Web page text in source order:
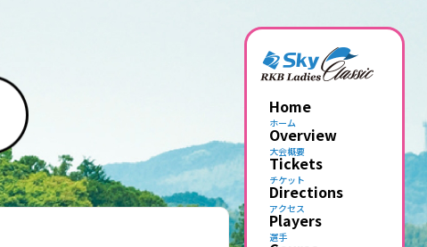
Home
ホーム
Overview
大会概要
Tickets
チケット
Directions
アクセス
Players
選手